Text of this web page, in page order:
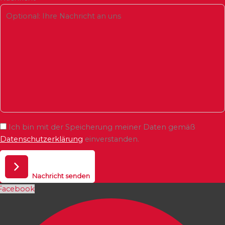
Ich bin mit der Speicherung meiner Daten gemäß
Datenschutzerklärung einverstanden.
Nachricht senden